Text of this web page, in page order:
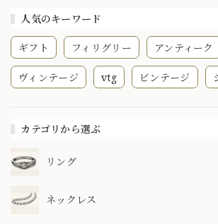
人気のキーワード
ギフト フィリグリー アンティーク
ヴィンテージ vtg ビンテージ
カテゴリから選ぶ
リング
ネックレス